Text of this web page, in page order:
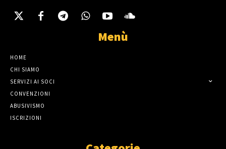
Menù
HOME
CHI SIAMO
SERVIZI AI SOCI
CONVENZIONI
ABUSIVISMO
ISCRIZIONI